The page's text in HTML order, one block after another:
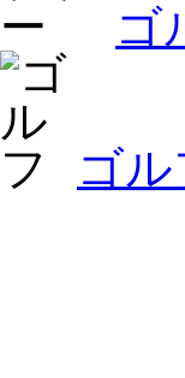
ゴ
ゴル